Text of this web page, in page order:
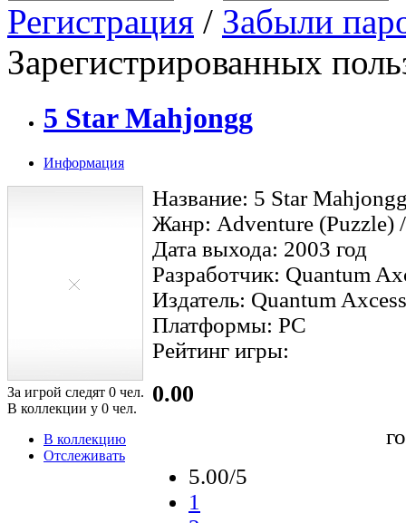
Регистрация / Забыли
Зарегистрированных
5 Star Mahjongg
Информация
За игрой следят 0 чел.
В коллекции у 0 чел.
В коллекцию
Отслеживать
Название: 5 Star
Жанр: Adventure (Puzzle)
Дата выхода: 2003 год
Разработчик: Quantum
Издатель: Quantum Axcess
Платформы: PC
Рейтинг игры:
0.00
5.00/5
1